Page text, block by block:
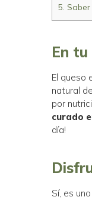
5.
En
El queso
natural
por
curado
día!
Sí, es